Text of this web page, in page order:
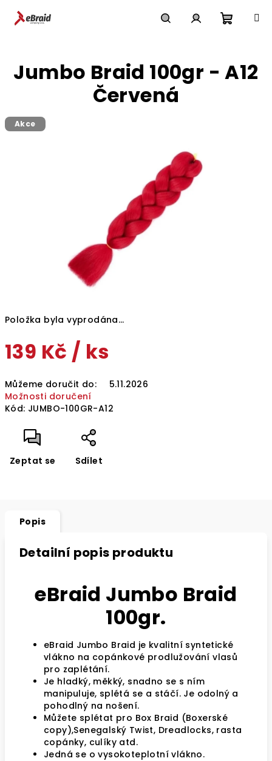
košík
Položka byla vyprodána…
139 Kč / ks
cena:
Můžeme doručit do:
5.11.2026
Možnosti doručení
Kód: JUMBO-100GR-A12
Zeptat se Sdílet
Jumbo Braid 100gr - A12
Červená
Akce
Popis
Detailní popis produktu
eBraid Jumbo Braid
100gr.
eBraid Jumbo Braid je kvalitní syntetické
vlákno na copánkové prodlužování vlasů
pro zaplétání.
Je hladký, měkký, snadno se s ním
manipuluje, splétá se a stáčí. Je odolný a
pohodlný na nošení.
Můžete splétat pro Box Braid (Boxerské
copy),Senegalský Twist, Dreadlocks, rasta
copánky, culíky atd.
Jedná se o vysokoteplotní vlákno.